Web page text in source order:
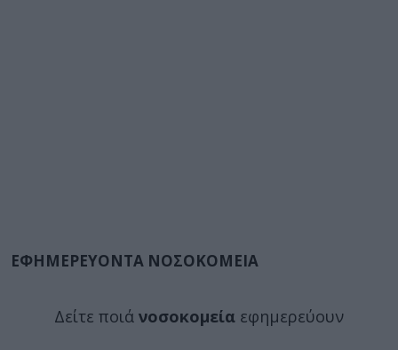
ΕΦΗΜΕΡΕΥΟΝΤΑ ΝΟΣΟΚΟΜΕΙΑ
Δείτε ποιά νοσοκομεία εφημερεύουν